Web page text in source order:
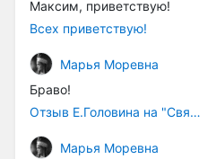
"...Звуковысотная шкала в
музыке древних греков
строилась в соответствии с
найденными опытным
путём частотными
интервалов (т.е.
Максим, приветствую!
Всех приветствую!
Марья Моревна
Браво!
Отзыв Е.Головина на "Священную Артанию" (2005)
Марья Моревна